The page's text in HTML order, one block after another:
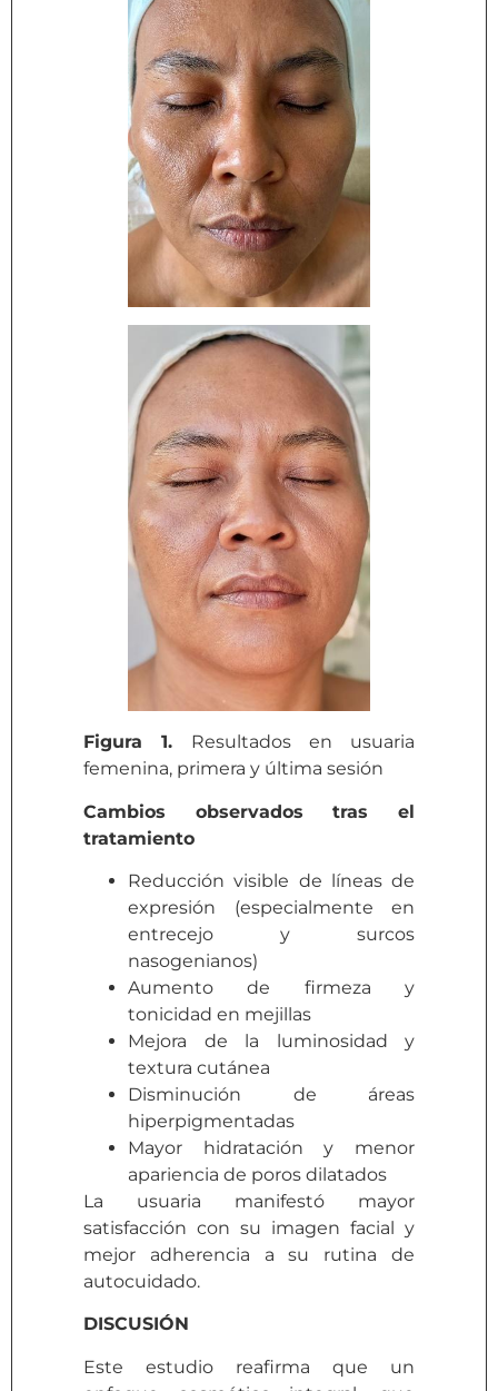
Figura 1. Resultados en usuaria
femenina, primera y última sesión
Cambios observados tras el
tratamiento
Reducción visible de líneas de
expresión (especialmente en
entrecejo y surcos
nasogenianos)
Aumento de firmeza y
tonicidad en mejillas
Mejora de la luminosidad y
textura cutánea
Disminución de áreas
hiperpigmentadas
Mayor hidratación y menor
apariencia de poros dilatados
La usuaria manifestó mayor
satisfacción con su imagen facial y
mejor adherencia a su rutina de
autocuidado.
DISCUSIÓN
Este estudio reafirma que un